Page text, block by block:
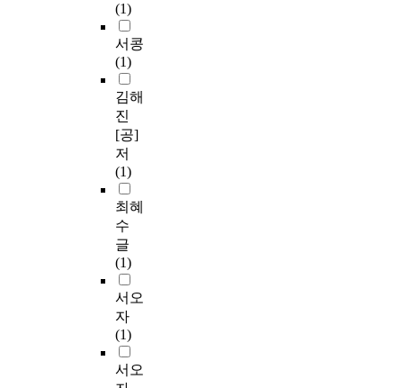
(1)
서콩
(1)
김해
진
[공]
저
(1)
최혜
수
글
(1)
서오
자
(1)
서오